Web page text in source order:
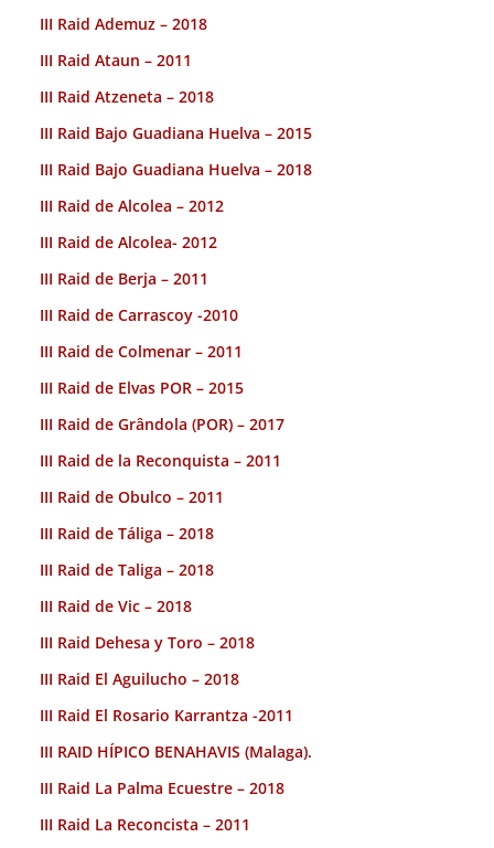
III Raid Ademuz – 2018
III Raid Ataun – 2011
III Raid Atzeneta – 2018
III Raid Bajo Guadiana Huelva – 2015
III Raid Bajo Guadiana Huelva – 2018
III Raid de Alcolea – 2012
III Raid de Alcolea- 2012
III Raid de Berja – 2011
III Raid de Carrascoy -2010
III Raid de Colmenar – 2011
III Raid de Elvas POR – 2015
III Raid de Grândola (POR) – 2017
III Raid de la Reconquista – 2011
III Raid de Obulco – 2011
III Raid de Táliga – 2018
III Raid de Taliga – 2018
III Raid de Vic – 2018
III Raid Dehesa y Toro – 2018
III Raid El Aguilucho – 2018
III Raid El Rosario Karrantza -2011
III RAID HÍPICO BENAHAVIS (Malaga).
III Raid La Palma Ecuestre – 2018
III Raid La Reconcista – 2011